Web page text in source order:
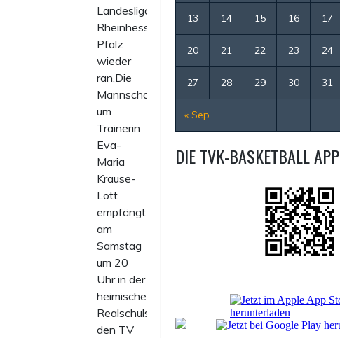
Landesliga
Rheinhessen-
Pfalz
wieder
ran.Die
Mannschaft
um
Trainerin
Eva-
Maria
Krause-
Lott
empfängt
am
Samstag
um 20
Uhr in der
heimischen
Realschulsporthalle
den TV
« Sep.
13 14 15 16 17
20 21 22 23 24
27 28 29 30 31
DIE TVK-BASKETBALL APP